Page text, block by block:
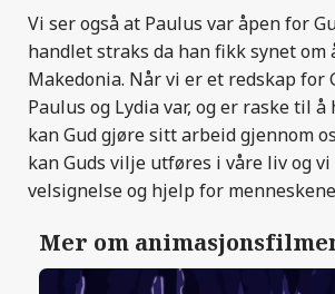
Vi ser også at Paulus var åpen for
handlet straks da han fikk synet om
Makedonia. Når vi er et redskap for
Paulus og Lydia var, og er raske til å
kan Gud gjøre sitt arbeid gjennom
kan Guds vilje utføres i våre liv og
velsignelse og hjelp for
Mer om